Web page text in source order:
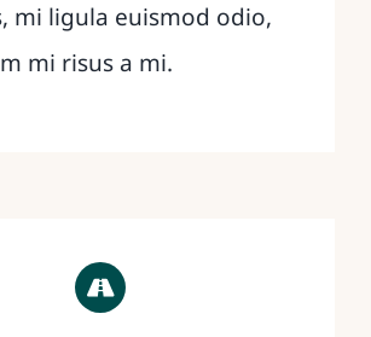
mi ligula euismod odio,
mi risus a mi.